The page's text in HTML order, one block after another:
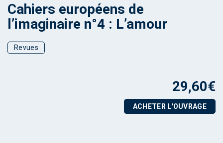
Cahiers européens de
l’imaginaire n°4 : L’amour
Revues
29,60€
ACHETER L'OUVRAGE